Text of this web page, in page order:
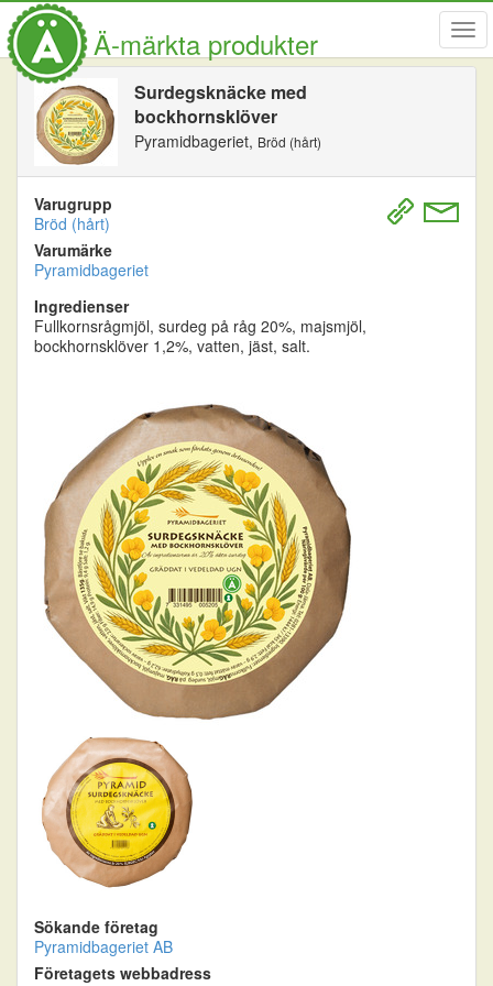
Visa
Ä-märkta produkter
Surdegsknäcke med
bockhornsklöver
Pyramidbageriet, Bröd (hårt)
Varugrupp
Bröd (hårt)
Varumärke
Pyramidbageriet
Ingredienser
Fullkornsrågmjöl, surdeg på råg 20%, majsmjöl,
bockhornsklöver 1,2%, vatten, jäst, salt.
Sökande företag
Pyramidbageriet AB
Företagets webbadress